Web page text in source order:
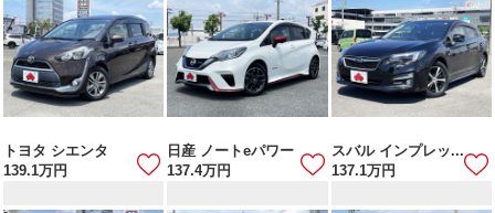
トヨタ シエンタ
139.1万円
日産 ノートeパワー
137.4万円
スバル インプレッ...
137.1万円